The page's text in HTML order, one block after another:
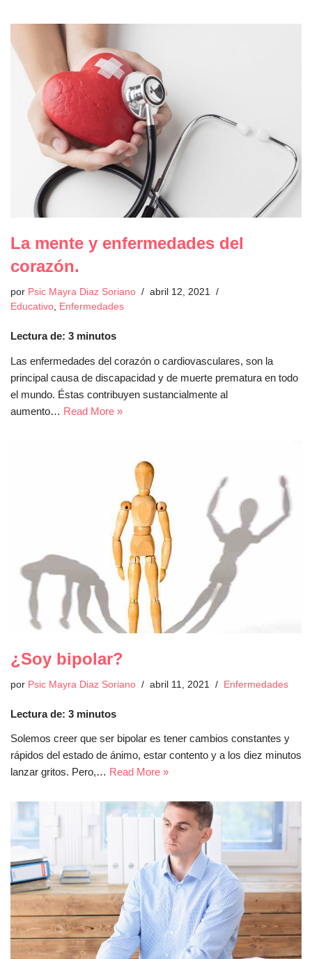
La mente y enfermedades del
corazón.
por Psic Mayra Diaz Soriano
abril 12, 2021
Educativo, Enfermedades
Lectura de: 3 minutos
Las enfermedades del corazón o cardiovasculares, son la
principal causa de discapacidad y de muerte prematura en todo
el mundo. Éstas contribuyen sustancialmente al
aumento… Read More »
¿Soy bipolar?
por Psic Mayra Diaz Soriano abril 11, 2021 Enfermedades
Lectura de: 3 minutos
Solemos creer que ser bipolar es tener cambios constantes y
rápidos del estado de ánimo, estar contento y a los diez minutos
lanzar gritos. Pero,… Read More »